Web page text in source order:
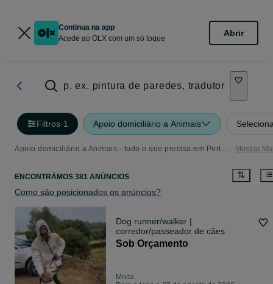
Continua na app
Acede ao OLX com um só toque
Abrir
p. ex. pintura de paredes, tradutor
Filtros·1 Apoio domiciliário a Animais
Apoio domiciliário a Animais - tudo o que precisa em Portugal Mostrar
ENCONTRÁMOS 381 ANÚNCIOS
Como são posicionados os anúncios?
Dog runner/walker |
corredor/passeador de cães
Sob Orçamento
Moita